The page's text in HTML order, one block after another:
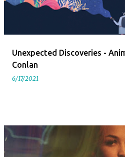
Unexpected Discoveries -
Conlan
6/17/2021